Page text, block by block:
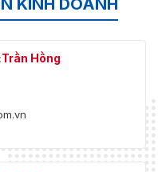
KINH DOANH
Trần Hồng